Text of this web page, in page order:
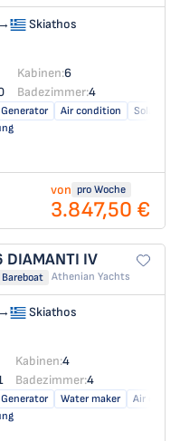
→ Skiathos
Kabinen:6
Badezimmer:4
Generator Air condition
Solar
von pro Woche
3.847,50 €
DIAMANTI IV
Bareboat Athenian Yachts
→ Skiathos
Kabinen:4
Badezimmer:4
Generator Water maker
Air